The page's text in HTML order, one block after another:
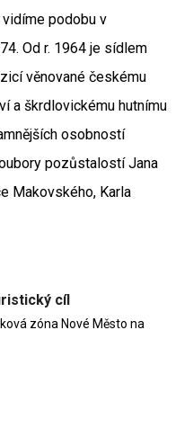
podobu v
Od r. 1964 je sídlem
věnované českému
a škrdlovickému hutnímu
osobností
pozůstalostí Jana
Makovského, Karla
cíl
zóna Nové Město na